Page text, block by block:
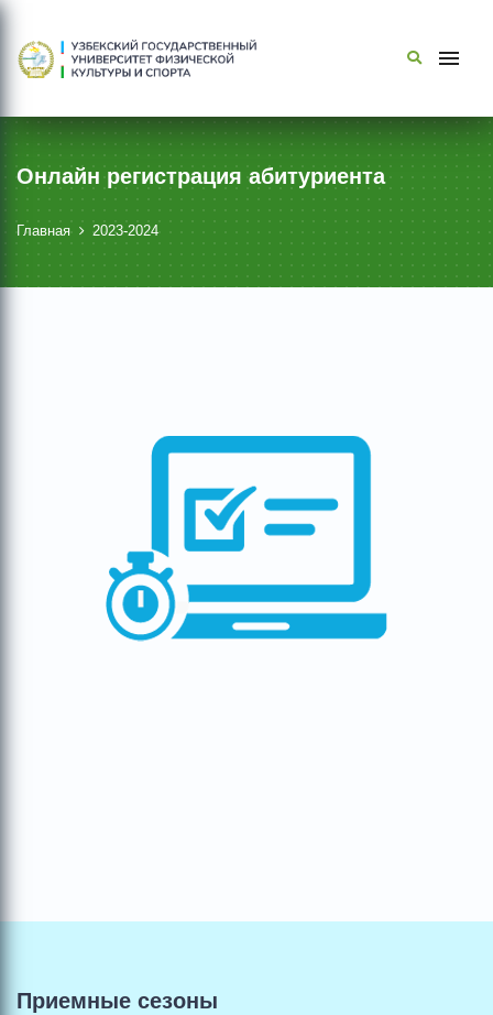
Онлайн регистрация абитуриента
Главная 2023-2024
Приемные сезоны